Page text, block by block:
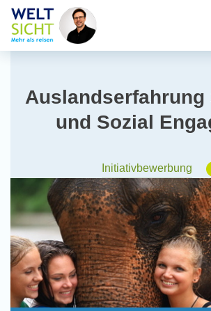
Auslandserfahrung
und Sozial
Initiativbewerbung